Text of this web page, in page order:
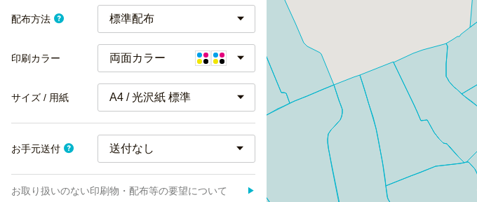
配布方法 標準配布
印刷カラー 両面カラー
サイズ / 用紙 A4 / 光沢紙 標準
お手元送付
お取り扱いのない印刷物・配布等の要望について ▶